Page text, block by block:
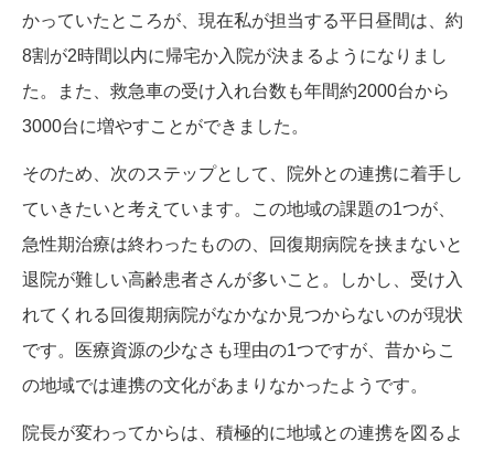
かっていたところが、現在私が担当する平日昼間は、約
8割が2時間以内に帰宅か入院が決まるようになりまし
た。また、救急車の受け入れ台数も年間約2000台から
3000台に増やすことができました。
そのため、次のステップとして、院外との連携に着手し
ていきたいと考えています。この地域の課題の1つが、
急性期治療は終わったものの、回復期病院を挟まないと
退院が難しい高齢患者さんが多いこと。しかし、受け入
れてくれる回復期病院がなかなか見つからないのが現状
です。医療資源の少なさも理由の1つですが、昔からこ
の地域では連携の文化があまりなかったようです。
院長が変わってからは、積極的に地域との連携を図るよ